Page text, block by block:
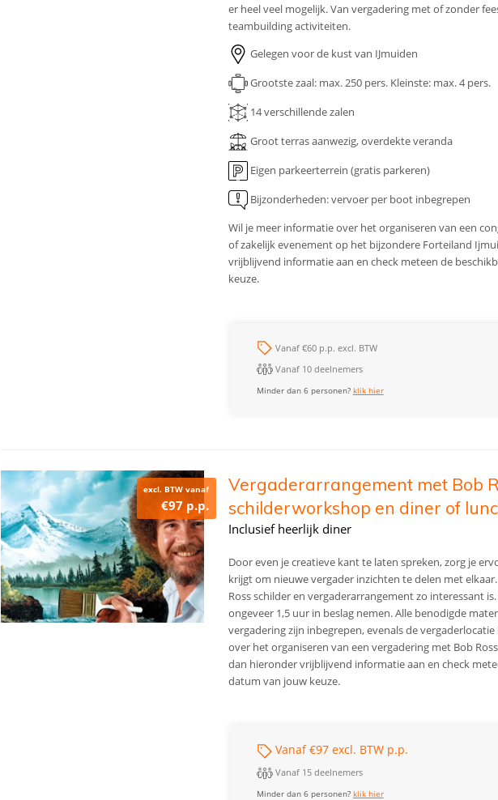
er heel veel mogelijk. Van vergadering met of zonder
teambuilding activiteiten.
Gelegen voor de kust van IJmuiden
Grootste zaal: max. 250 pers. Kleinste: max. 4 pers.
14verschillende zalen
Groot terras aanwezig, overdekte veranda
Eigen parkeerterrein (gratis parkeren)
Bijzonderheden: vervoer per boot inbegrepen
Wil je meer informatie over het organiseren van een
of zakelijk evenement op het bijzondere Forteiland
vrijblijvend informatie aan en check meteen de
keuze.
Vanaf €60 p.p. excl. BTW
Vanaf 10 deelnemers
Minder dan 6 personen? klik hier
excl. BTW vanaf
€97 p.p.
Vergaderarrangement met Bob
schilderworkshop en diner of
Inclusief heerlijk diner
Door even je creatieve kant te laten spreken, zorg je
krijgt om nieuwe vergader inzichten te delen met
Ross schilder en vergaderarrangement zo interessant is.
ongeveer 1,5 uur in beslag nemen. Alle benodigde
vergadering zijn inbegrepen, evenals de
over het organiseren van een vergadering met Bob
dan hieronder vrijblijvend informatie aan en check
datum van jouw keuze.
Vanaf €97 excl. BTW p.p.
Vanaf 15 deelnemers
Minder dan 6 personen? klik hier